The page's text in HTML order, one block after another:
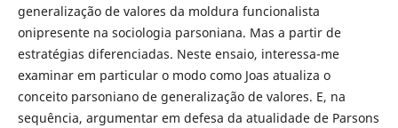
generalização de valores da moldura funcionalista
onipresente na sociologia parsoniana. Mas a partir de
estratégias diferenciadas. Neste ensaio, interessa-me
examinar em particular o modo como Joas atualiza o
conceito parsoniano de generalização de valores. E, na
sequência, argumentar em defesa da atualidade de Parsons